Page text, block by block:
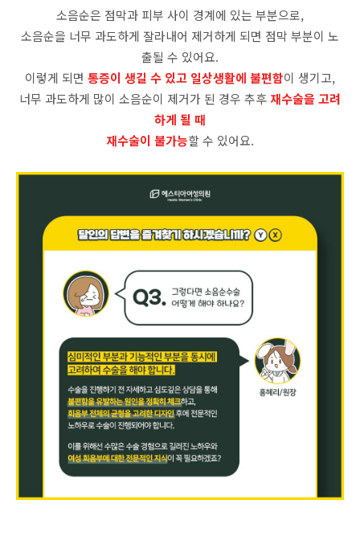
소음순은 점막과 피부 사이 경계에 있는 부분으로,
소음순을 너무 과도하게 잘라내어 제거하게 되면 점막 부분이 노
출될 수 있어요.
이렇게 되면 통증이 생길 수 있고 일상생활에 불편함이 생기고,
너무 과도하게 많이 소음순이 제거가 된 경우 추후 재수술을 고려
하게 될 때
재수술이 불가능할 수 있어요.